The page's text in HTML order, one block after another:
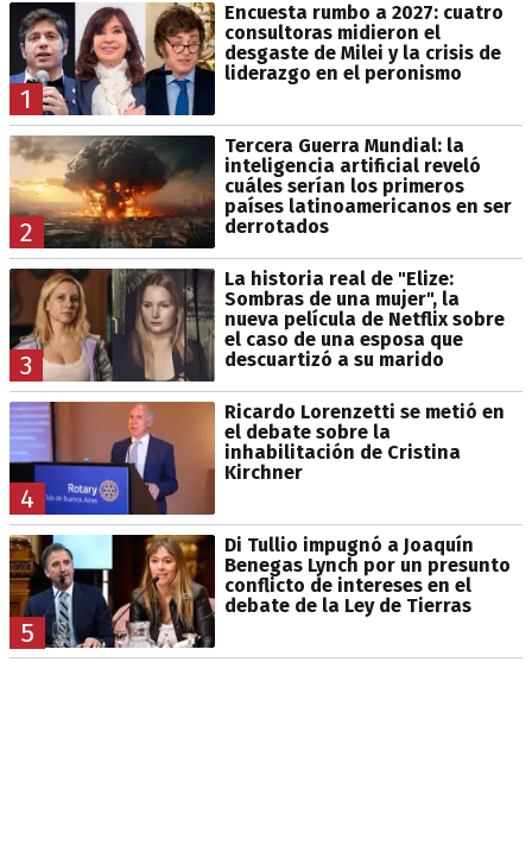
1
Encuesta rumbo a 2027: cuatro
consultoras midieron el
desgaste de Milei y la crisis de
liderazgo en el peronismo
2
Tercera Guerra Mundial: la
inteligencia artificial reveló
cuáles serían los primeros
países latinoamericanos en ser
derrotados
3
La historia real de "Elize:
Sombras de una mujer", la
nueva película de Netflix sobre
el caso de una esposa que
descuartizó a su marido
4
Ricardo Lorenzetti se metió en
el debate sobre la
inhabilitación de Cristina
Kirchner
5
Di Tullio impugnó a Joaquín
Benegas Lynch por un presunto
conflicto de intereses en el
debate de la Ley de Tierras